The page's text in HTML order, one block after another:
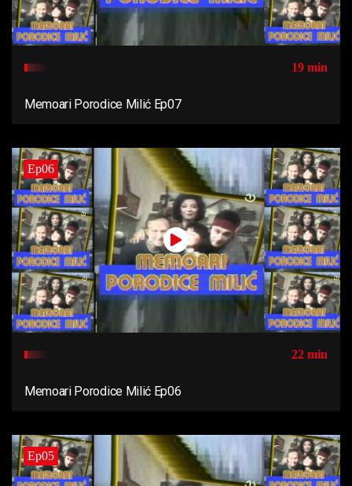
19 min
Memoari Porodice Milić Ep07
Ep06
22 min
Memoari Porodice Milić Ep06
Ep05